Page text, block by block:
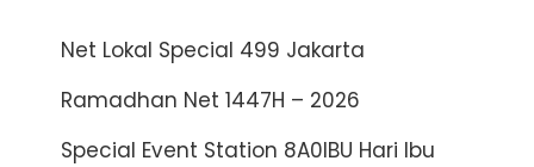
Net Lokal Special 499 Jakarta
Ramadhan Net 1447H – 2026
Special Event Station 8A0IBU Hari Ibu